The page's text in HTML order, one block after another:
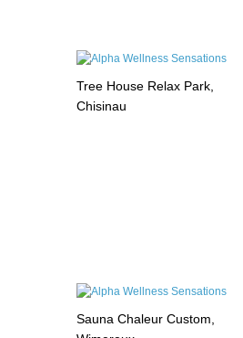
Tree House Relax Park,
Chisinau
Sauna Chaleur Custom,